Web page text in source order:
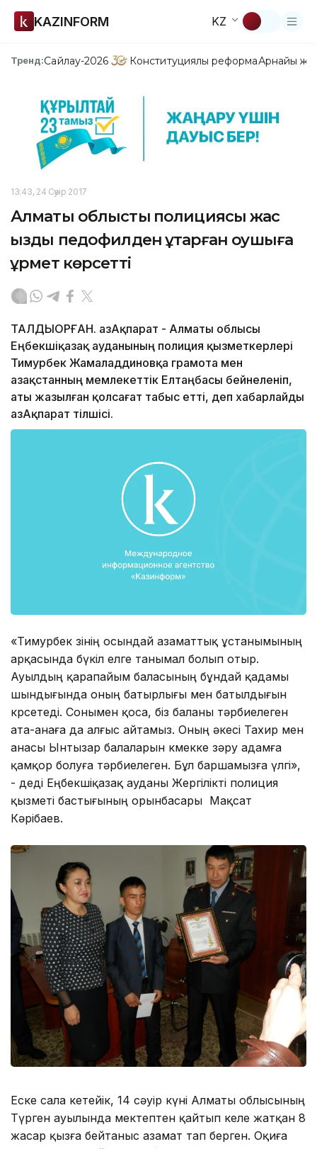
KAZINFORM KZ
Тренд:Сайлау-2026 Конституциялық реформаАрнайы
13:43, 24 Сәуір 2017
Алматы облыстық полициясы жас
қызды педофилден құтқарған оқушыға
құрмет көрсетті
ТАЛДЫҚОРҒАН. ҚазАқпарат - Алматы облысы
Еңбекшіқазақ ауданының полиция қызметкерлері
Тимурбек Жамаладдиновқа грамота мен
Қазақстанның мемлекеттік Елтаңбасы бейнеленіп,
аты жазылған қолсағат табыс етті, деп хабарлайды
ҚазАқпарат тілшісі.
«Тимурбек өзінің осындай азаматтық ұстанымының
арқасында бүкіл елге танымал болып отыр.
Ауылдың қарапайым баласының бұндай қадамы
шындығында оның батырлығы мен батылдығын
көрсетеді. Сонымен қоса, біз баланы тәрбиелеген
ата-анаға да алғыс айтамыз. Оның әкесі Тахир мен
анасы Ынтызар балаларын көмекке зәру адамға
қамқор болуға тәрбиелеген. Бұл баршамызға үлгі»,
- деді Еңбекшіқазақ ауданы Жергілікті полиция
қызметі бастығының орынбасары Мақсат
Кәрібаев.
Еске сала кетейік, 14 сәуір күні Алматы облысының
Түрген ауылында мектептен қайтып келе жатқан 8
жасар қызға бейтаныс азамат тап берген. Оқиға